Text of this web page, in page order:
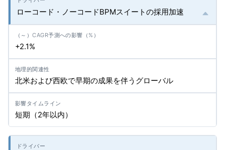
ローコード・ノーコードBPMスイートの採用加速
+2.1%
北米および西欧で早期の成果を伴うグローバル
短期（2年以内）